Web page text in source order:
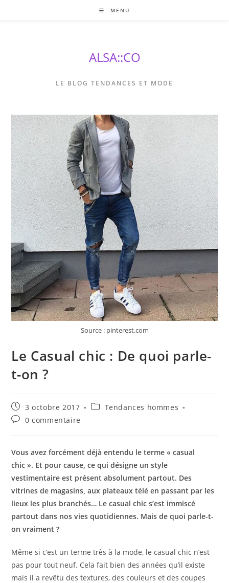
MENU
ALSA::CO
LE BLOG TENDANCES ET MODE
Source : pinterest.com
Le Casual chic : De quoi parle-
t-on ?
Publication
publiée :
3 octobre 2017
PostTendances hommes
Commentaires
publication :
0 commentaire
Vous avez forcément déjà entendu le terme « casual
chic ». Et pour cause, ce qui désigne un style
vestimentaire est présent absolument partout. Des
vitrines de magasins, aux plateaux télé en passant par les
lieux les plus branchés… Le casual chic s’est immiscé
partout dans nos vies quotidiennes. Mais de quoi parle-t-
on vraiment ?
Même si c’est un terme très à la mode, le casual chic n’est
pas pour tout neuf. Cela fait bien des années qu’il existe
mais il a revêtu des textures, des couleurs et des coupes